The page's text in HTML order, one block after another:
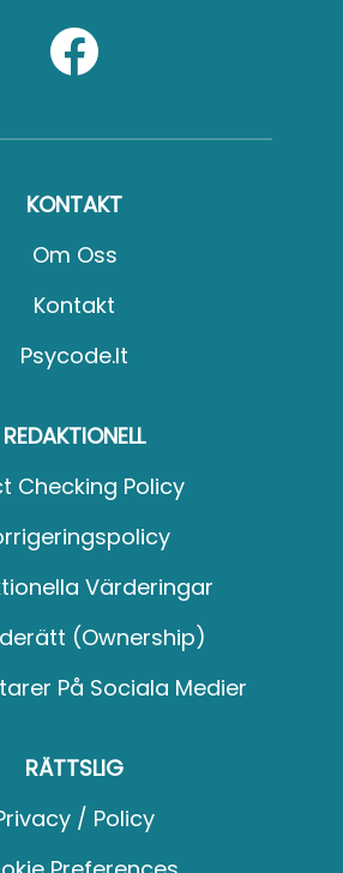
KONTAKT
Om Oss
Kontakt
Psycode.it
REDAKTIONELL
Checking Policy
Värderingar
(Ownership)
På Sociala Medier
RÄTTSLIG
/ Policy